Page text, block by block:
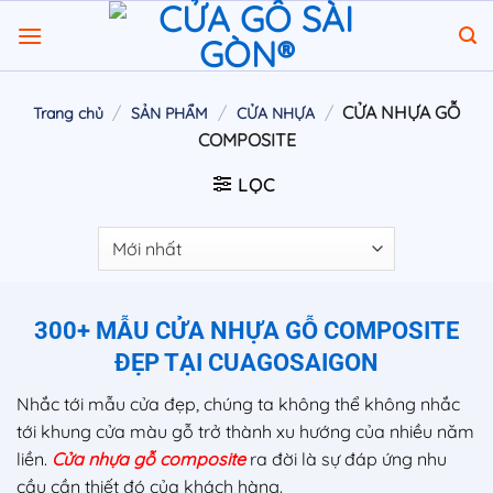
đến
nội
Trang chủ / SẢN PHẨM / CỬA NHỰA / CỬA NHỰA GỖ
COMPOSITE
LỌC
300+ MẪU CỬA NHỰA GỖ COMPOSITE
ĐẸP TẠI CUAGOSAIGON
Nhắc tới mẫu cửa đẹp, chúng ta không thể không nhắc
tới khung cửa màu gỗ trở thành xu hướng của nhiều năm
liền. Cửa nhựa gỗ compositera đời là sự đáp ứng nhu
cầu cần thiết đó của khách hàng.